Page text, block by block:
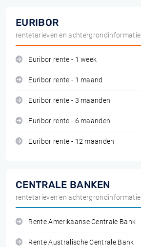
EURIBOR
rentetarieven en achtergrondinformatie
Euribor rente - 1 week
Euribor rente - 1 maand
Euribor rente - 3 maanden
Euribor rente - 6 maanden
Euribor rente - 12 maanden
CENTRALE BANKEN
rentetarieven en achtergrondinformatie
Rente Amerikaanse Centrale Bank
Rente Australische Centrale Bank